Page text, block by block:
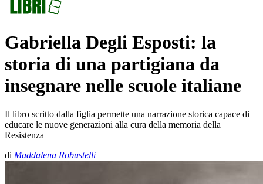
Gabriella Degli Esposti: la
storia di una partigiana da
insegnare nelle scuole italiane
Il libro scritto dalla figlia permette una narrazione storica capace di
educare le nuove generazioni alla cura della memoria della
Resistenza
di Maddalena Robustelli